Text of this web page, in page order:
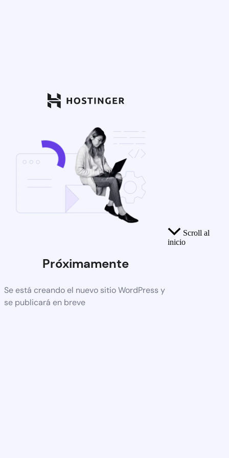
Próximamente
Se está creando el nuevo sitio WordPress y
se publicará en breve
Scroll al
inicio